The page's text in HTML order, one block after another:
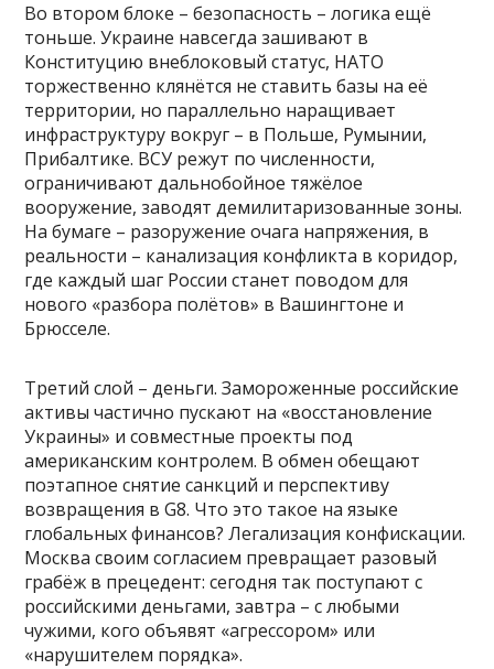
Во втором блоке – безопасность – логика ещё
тоньше. Украине навсегда зашивают в
Конституцию внеблоковый статус, НАТО
торжественно клянётся не ставить базы на её
территории, но параллельно наращивает
инфраструктуру вокруг – в Польше, Румынии,
Прибалтике. ВСУ режут по численности,
ограничивают дальнобойное тяжёлое
вооружение, заводят демилитаризованные зоны.
На бумаге – разоружение очага напряжения, в
реальности – канализация конфликта в коридор,
где каждый шаг России станет поводом для
нового «разбора полётов» в Вашингтоне и
Брюсселе.
Третий слой – деньги. Замороженные российские
активы частично пускают на «восстановление
Украины» и совместные проекты под
американским контролем. В обмен обещают
поэтапное снятие санкций и перспективу
возвращения в G8. Что это такое на языке
глобальных финансов? Легализация конфискации.
Москва своим согласием превращает разовый
грабёж в прецедент: сегодня так поступают с
российскими деньгами, завтра – с любыми
чужими, кого объявят «агрессором» или
«нарушителем порядка».